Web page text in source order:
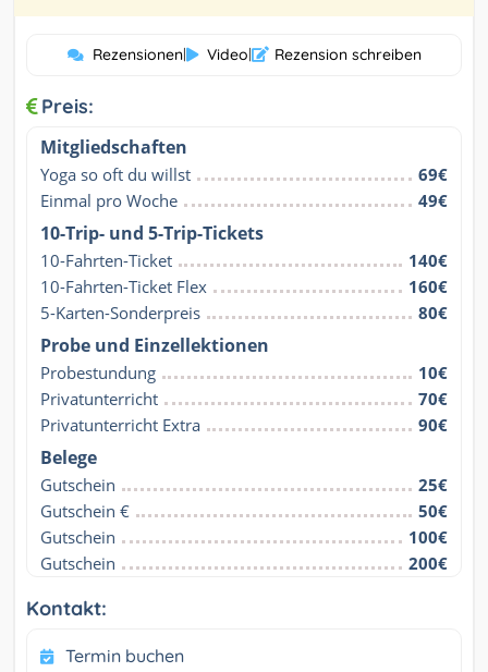
Rezensionen| Video| Rezension schreiben
Preis:
Mitgliedschaften
Yoga so oft du willst
69€
Einmal pro Woche
49€
10-Trip- und 5-Trip-Tickets
10-Fahrten-Ticket
140€
10-Fahrten-Ticket Flex
160€
5-Karten-Sonderpreis
80€
Probe und Einzellektionen
Probestundung
10€
Privatunterricht
70€
Privatunterricht Extra
90€
Belege
Gutschein
25€
Gutschein €
50€
Gutschein
100€
Gutschein
200€
Kontakt:
Termin buchen